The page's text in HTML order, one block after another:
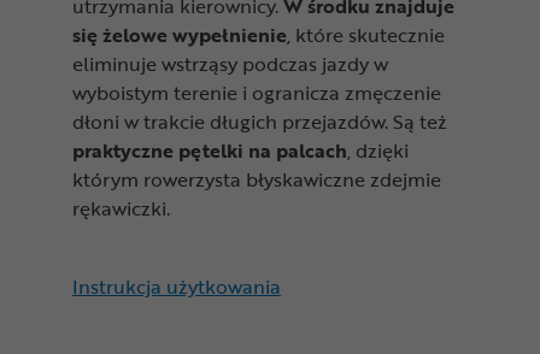
utrzymania kierownicy.W środku znajduje
się żelowe wypełnienie, które skutecznie
eliminuje wstrząsy podczas jazdy w
wyboistym terenie i ogranicza zmęczenie
dłoni w trakcie długich przejazdów. Są też
praktyczne pętelki na palcach, dzięki
którym rowerzysta błyskawiczne zdejmie
rękawiczki.
Instrukcja użytkowania